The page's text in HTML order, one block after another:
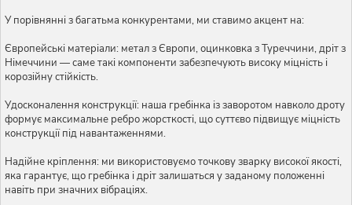
У порівнянні з багатьма конкурентами, ми ставимо акцент на:
Європейські матеріали: метал з Європи, оцинковка з Туреччини, дріт з
Німеччини — саме такі компоненти забезпечують високу міцність і
корозійну стійкість.
Удосконалення конструкції: наша гребінка із заворотом навколо дроту
формує максимальне ребро жорсткості, що суттєво підвищує міцність
конструкції під навантаженнями.
Надійне кріплення: ми використовуємо точкову зварку високої якості,
яка гарантує, що гребінка і дріт залишаться у заданому положенні
навіть при значних вібраціях.